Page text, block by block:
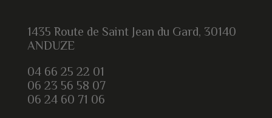
1435 Route de Saint Jean du Gard, 30140
ANDUZE
04 66 25 22 01
06 23 56 58 07
06 24 60 71 06